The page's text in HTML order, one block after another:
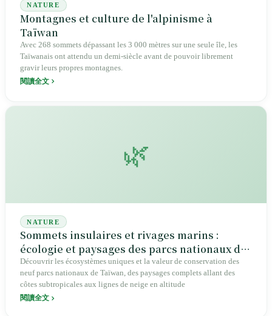
NATURE
Montagnes et culture de l'alpinisme à
Taïwan
Avec 268 sommets dépassant les 3 000 mètres sur une seule île, les
Taïwanais ont attendu un demi-siècle avant de pouvoir librement
gravir leurs propres montagnes.
閱讀全文
🌿
NATURE
Sommets insulaires et rivages marins :
écologie et paysages des parcs nationaux de
Taïwan
Découvrir les écosystèmes uniques et la valeur de conservation des
neuf parcs nationaux de Taïwan, des paysages complets allant des
côtes subtropicales aux lignes de neige en altitude
閱讀全文